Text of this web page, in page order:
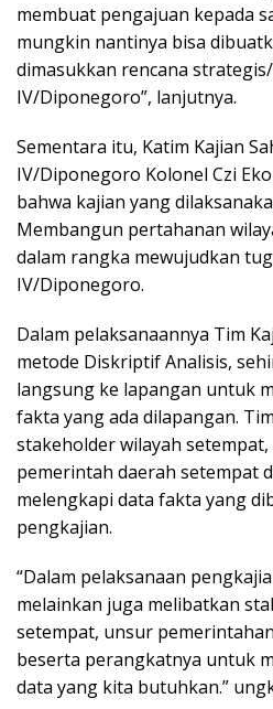
membuat pengajuan kepada
mungkin nantinya bisa
dimasukkan rencana
IV/Diponegoro”, lanjutnya.
Sementara itu, Katim Kajian
IV/Diponegoro Kolonel Czi
bahwa kajian yang
Membangun pertahanan
dalam rangka mewujudkan
IV/Diponegoro.
Dalam pelaksanaannya Tim
metode Diskriptif Analisis,
langsung ke lapangan untuk
fakta yang ada dilapangan.
stakeholder wilayah
pemerintah daerah setempat
melengkapi data fakta yang
pengkajian.
“Dalam pelaksanaan
melainkan juga melibatkan
setempat, unsur
beserta perangkatnya untuk
data yang kita butuhkan.”